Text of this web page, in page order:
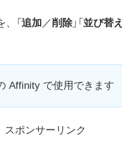
、「 追加 ／削除 」「 並び替え
Affinity で使用できます
スポンサーリンク